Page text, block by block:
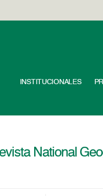
INSTITUCIONALES
National